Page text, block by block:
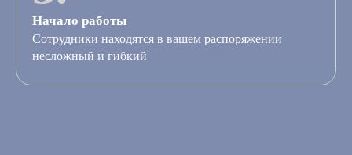
Начало работы
Сотрудники находятся в вашем распоряжении
несложный и гибкий